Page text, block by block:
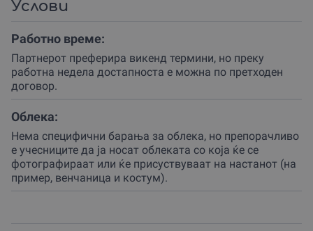
Ова доживување ти нуди двојна можност: може да ја
користиш Бубата како ѕвезда на твојата фотосесија
или како елегантен и шармантен превоз.
За фотосесија, организаторот обезбедува декорација
ќе ја одбереш во Скопје и околината.
Замисли се: ти и твојата љубов во срцето на Скопје,
опкружени со ретро естетика, создавате спомени кои
ќе траат вечно.
Услови
Работно време:
Партнерот преферира викенд термини, но преку
работна недела достапноста е можна по претходен
договор.
Облека:
Нема специфични барања за облека, но препорачливо
е учесниците да ја носат облеката со која ќе се
фотографираат или ќе присуствуваат на настанот (на
пример, венчаница и костум).